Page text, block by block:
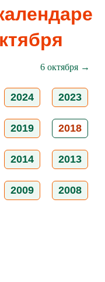
6 октября →
2024 2023
2019 2018
2014 2013
2009 2008